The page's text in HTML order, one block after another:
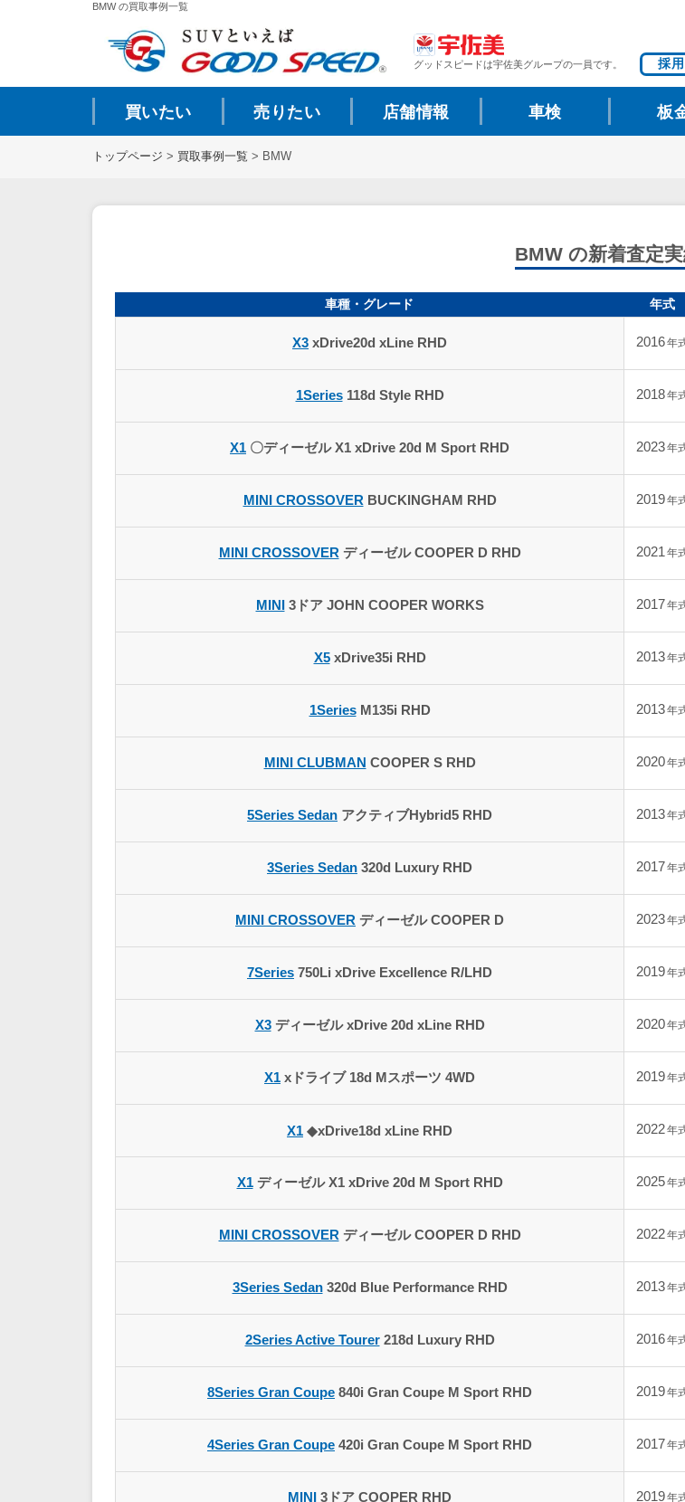
BMW の買取事例一覧
グッドスピードは宇佐美グループの一員です。 採
買いたい 売りたい 店舗情報 車検 板
トップページ > 買取事例一覧 > BMW
BMW の新着査定
車種・グレード 年式
X3 xDrive20d xLine RHD 2016年
1Series118d Style RHD 2018年
X1 〇ディーゼル X1 xDrive 20d M Sport RHD 2023年
MINI CROSSOVER BUCKINGHAM RHD 2019年
MINI CROSSOVER ディーゼル COOPER D RHD 2021 年
MINI 3ドア JOHN COOPER WORKS 2017年
X5xDrive35i RHD 2013年
1SeriesM135i RHD 2013年
MINI CLUBMAN COOPER S RHD 2020年
5Series Sedan アクティブHybrid5 RHD 2013年
3Series Sedan 320d Luxury RHD 2017年
MINI CROSSOVER ディーゼル COOPER D 2023年
7Series 750Li xDrive Excellence R/LHD 2019年
X3ディーゼル xDrive 20d xLine RHD 2020年
X1 xドライブ 18d Mスポーツ 4WD 2019年
X1 ◆xDrive18d xLine RHD 2022年
X1ディーゼル X1 xDrive 20d M Sport RHD 2025年
MINI CROSSOVER ディーゼル COOPER D RHD 2022年
3Series Sedan320d Blue Performance RHD 2013年
2Series Active Tourer218d Luxury RHD 2016年
8Series Gran Coupe 840i Gran Coupe M Sport RHD 2019年
4Series Gran Coupe 420i Gran Coupe M Sport RHD 2017年
MINI 3ドア COOPER RHD 2019年